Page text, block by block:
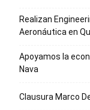
Realizan
Aeronáutica en
Apoyamos la
Nava
Clausura Marco